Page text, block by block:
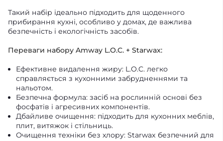
Такий набір ідеально підходить для щоденного
прибирання кухні, особливо у домах, де важлива
безпечність і екологічність засобів.
Переваги набору Amway L.O.C. + Starwax:
Ефективне видалення жиру: L.O.C. легко
справляється з кухонними забрудненнями та
нальотом.
Безпечна формула: засіб на рослинній основі без
фосфатів і агресивних компонентів.
Дбайливе очищення: підходить для кухонних меблів,
плит, витяжок і стільниць.
Очищення техніки без хлору: Starwax безпечний для